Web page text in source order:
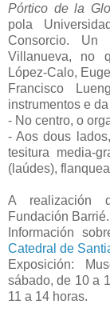
Pórtico de la
pola
Consorcio. Un
Villanueva, no
López-Calo,
Francisco
instrumentos e
- No centro, o
- Aos dous
tesitura media-
(laúdes),
A realización
Fundación Barrié.
Información
Catedral de
Exposición:
sábado, de 10 a
11 a 14 horas.